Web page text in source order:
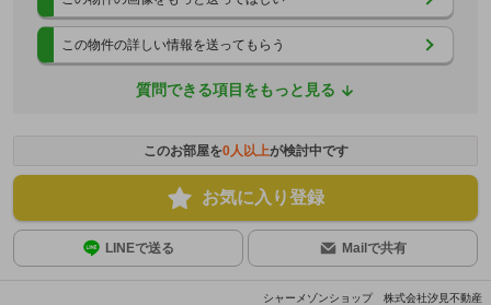
この物件の詳しい情報を送ってもらう
質問できる項目をもっと見る
このお部屋を0人以上が検討中です
お気に入り登録
LINEで送る Mailで共有
シャーメゾンショップ 株式会社汐見不動産